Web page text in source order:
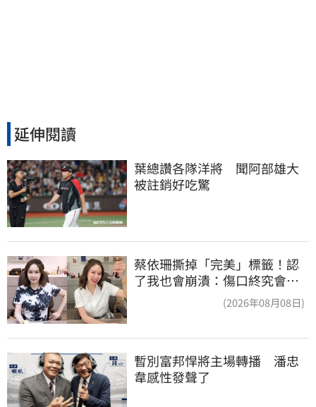
延伸閱讀
葉總讚各隊洋將　聞阿部雄大
被註銷好吃驚
蔡依珊撕掉「完美」標籤！認
了我也會崩潰：傷口終究會癒
(2026年08月08日)
暫別富邦悍將主場轉播　潘忠
韋感性發聲了